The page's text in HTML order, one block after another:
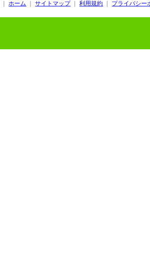
｜ホーム ｜サイトマップ ｜利用規約 プライバシー